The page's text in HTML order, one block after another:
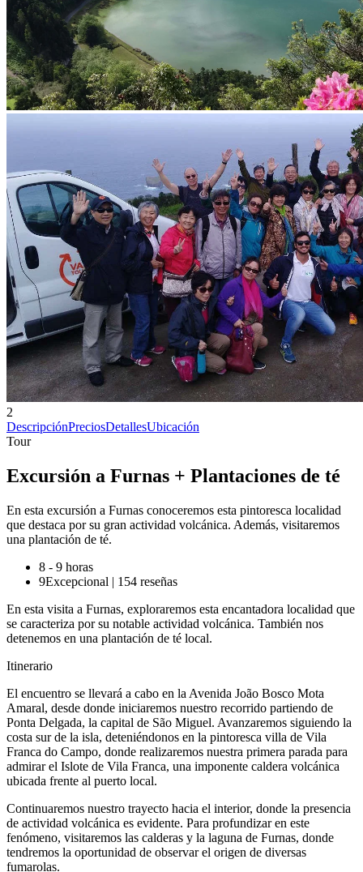
2
DescripciónPreciosDetallesUbicación
Tour
Excursión a Furnas + Plantaciones de té
En esta excursión a Furnas conoceremos esta pintoresca localidad
que destaca por su gran actividad volcánica. Además, visitaremos
una plantación de té.
8 - 9 horas
9Excepcional | 154 reseñas
En esta visita a Furnas, exploraremos esta encantadora localidad que
se caracteriza por su notable actividad volcánica. También nos
detenemos en una plantación de té local.
Itinerario
El encuentro se llevará a cabo en la Avenida João Bosco Mota
Amaral, desde donde iniciaremos nuestro recorrido partiendo de
Ponta Delgada, la capital de São Miguel. Avanzaremos siguiendo la
costa sur de la isla, deteniéndonos en la pintoresca villa de Vila
Franca do Campo, donde realizaremos nuestra primera parada para
admirar el Islote de Vila Franca, una imponente caldera volcánica
ubicada frente al puerto local.
Continuaremos nuestro trayecto hacia el interior, donde la presencia
de actividad volcánica es evidente. Para profundizar en este
fenómeno, visitaremos las calderas y la laguna de Furnas, donde
tendremos la oportunidad de observar el origen de diversas
fumarolas.